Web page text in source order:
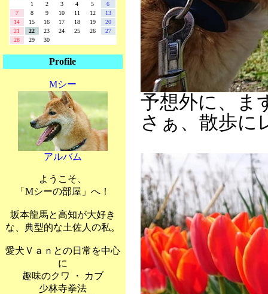
1
2 3 4 5
6
7
8 9 10 11 12
13
14
15 16 17 18 19
20
21
22 23 24 25 26
27
28
29 30
Profile
Mシー
アルバム
ようこそ、
「Mシーの部屋」へ！
坂本龍馬と高知が大好き
な、典型的な土佐人の私。
愛犬Ｖａｎとの日常を中心
に
趣味のクワ ・ カブ
少林寺拳法
予想外に、ま
さぁ、散歩に